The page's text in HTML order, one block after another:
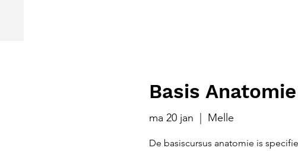
Basis
ma 20 jan Melle
De basiscursus anatomie is